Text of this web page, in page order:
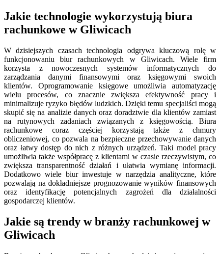
Jakie technologie wykorzystują biura
rachunkowe w Gliwicach
W dzisiejszych czasach technologia odgrywa kluczową rolę w
funkcjonowaniu biur rachunkowych w Gliwicach. Wiele firm
korzysta z nowoczesnych systemów informatycznych do
zarządzania danymi finansowymi oraz księgowymi swoich
klientów. Oprogramowanie księgowe umożliwia automatyzację
wielu procesów, co znacznie zwiększa efektywność pracy i
minimalizuje ryzyko błędów ludzkich. Dzięki temu specjaliści mogą
skupić się na analizie danych oraz doradztwie dla klientów zamiast
na rutynowych zadaniach związanych z księgowością. Biura
rachunkowe coraz częściej korzystają także z chmury
obliczeniowej, co pozwala na bezpieczne przechowywanie danych
oraz łatwy dostęp do nich z różnych urządzeń. Taki model pracy
umożliwia także współpracę z klientami w czasie rzeczywistym, co
zwiększa transparentność działań i ułatwia wymianę informacji.
Dodatkowo wiele biur inwestuje w narzędzia analityczne, które
pozwalają na dokładniejsze prognozowanie wyników finansowych
oraz identyfikację potencjalnych zagrożeń dla działalności
gospodarczej klientów.
Jakie są trendy w branży rachunkowej w
Gliwicach